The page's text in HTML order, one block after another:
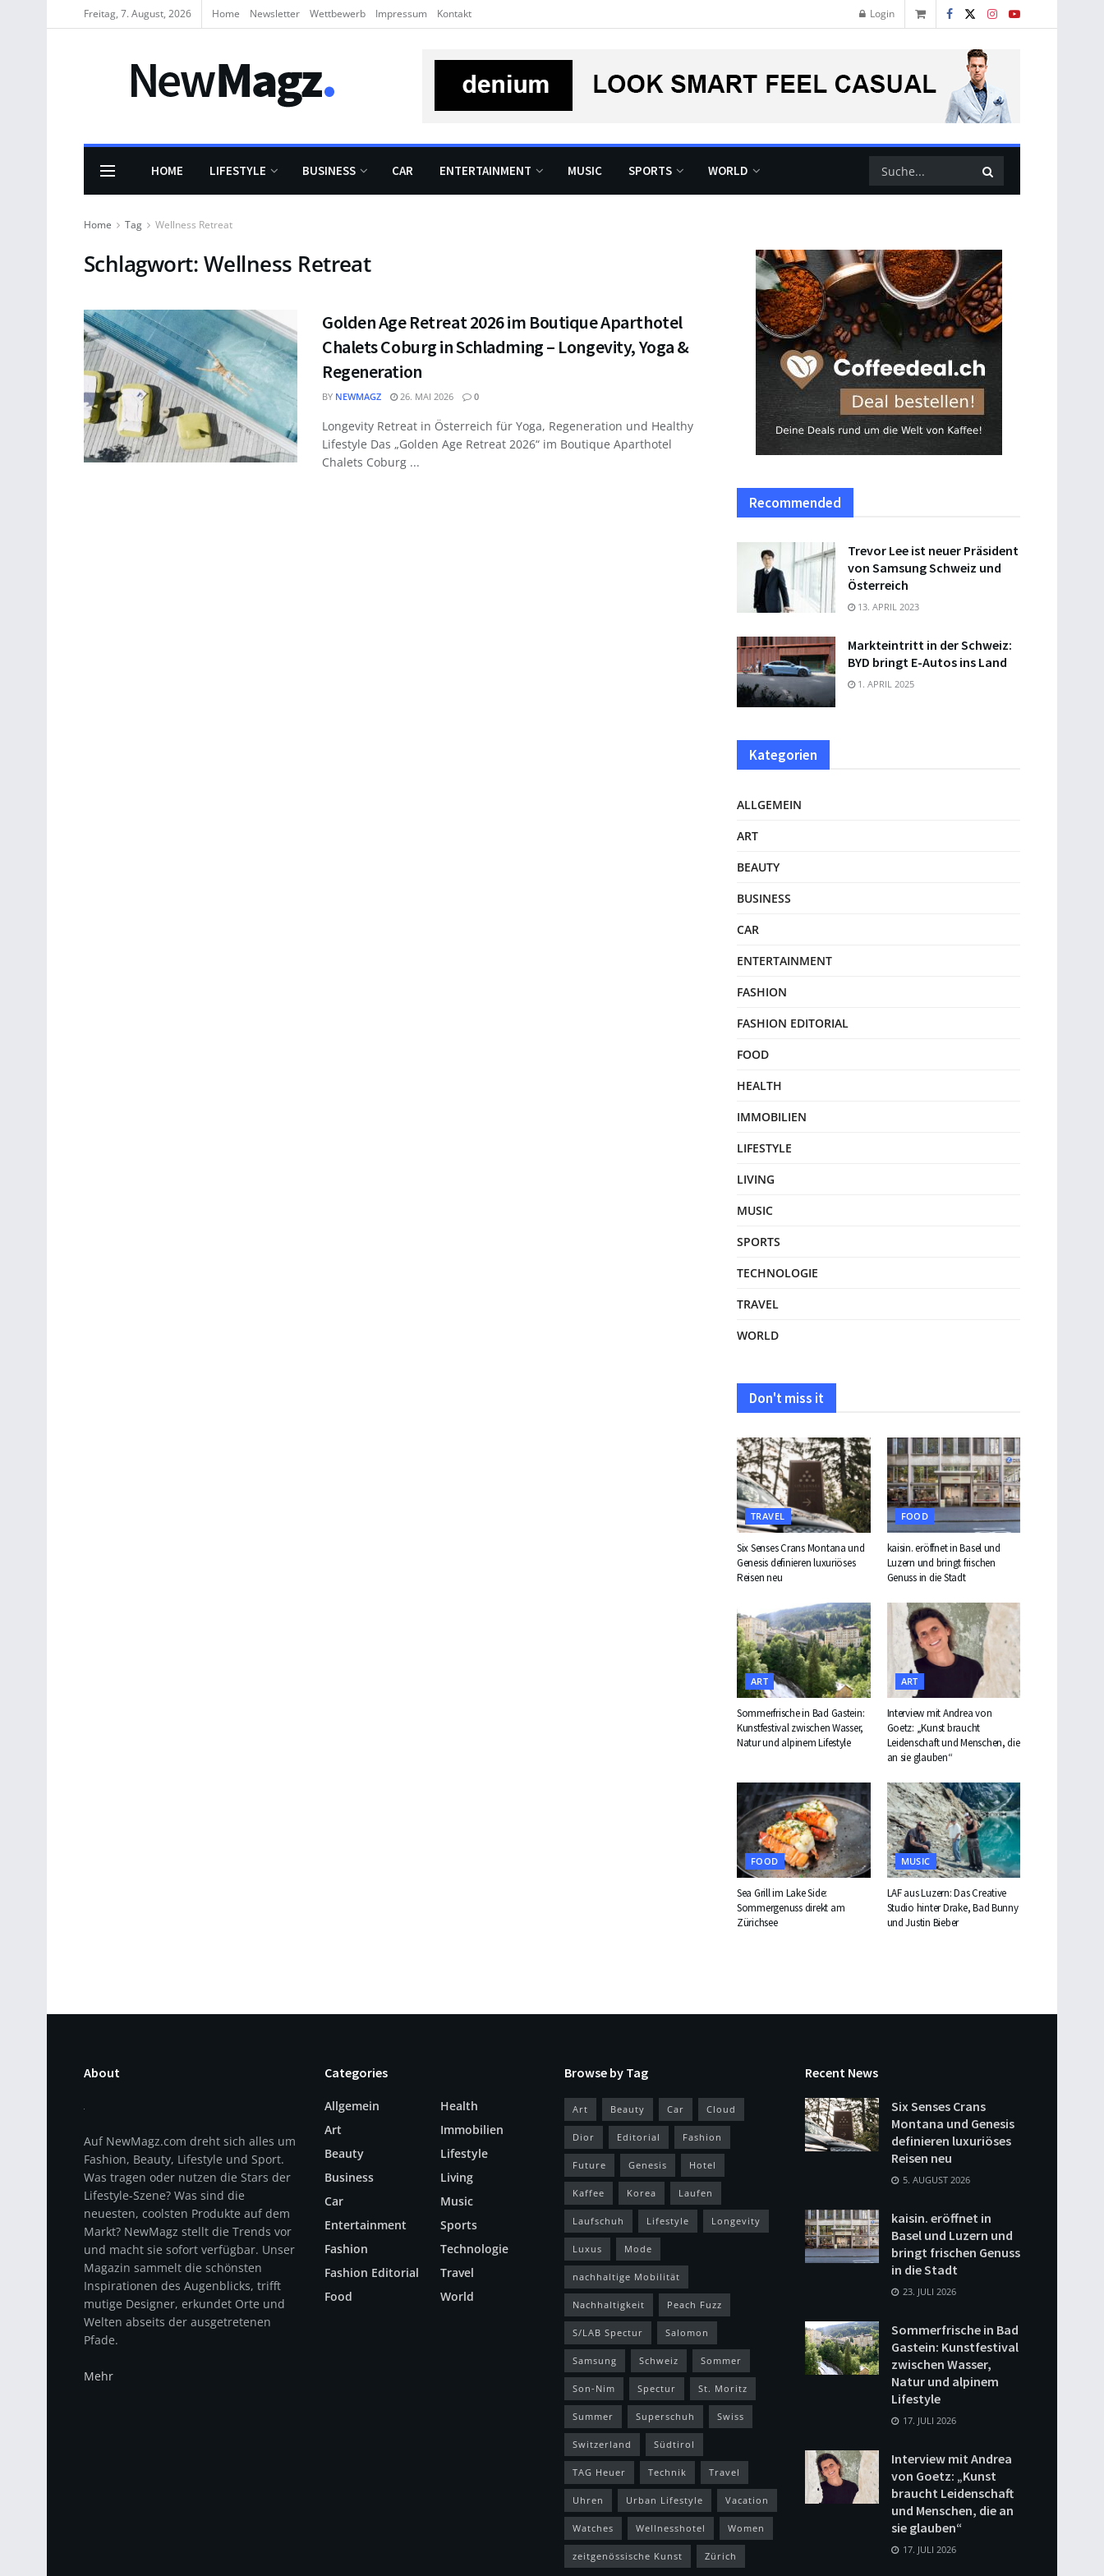
Freitag, 7. August, 2026 Home Newsletter Wettbewerb Impressum Kontakt Login
HOME LIFESTYLE BUSINESS CAR ENTERTAINMENT MUSIC SPORTS WORLD
Home Tag Wellness Retreat
Schlagwort:Wellness Retreat
Golden Age Retreat 2026 im Boutique Aparthotel
Chalets Coburg in Schladming – Longevity, Yoga &
Regeneration
BY NEWMAGZ 26. MAI 2026 0
Longevity Retreat in Österreich für Yoga, Regeneration und Healthy
Lifestyle Das „Golden Age Retreat 2026“ im Boutique Aparthotel
Chalets Coburg ...
Recommended
Trevor Lee ist neuer Präsident
von Samsung Schweiz und
Österreich
13. APRIL 2023
Markteintritt in der Schweiz:
BYD bringt E-Autos ins Land
1. APRIL 2025
Kategorien
ALLGEMEIN
ART
BEAUTY
BUSINESS
CAR
ENTERTAINMENT
FASHION
FASHION EDITORIAL
FOOD
HEALTH
IMMOBILIEN
LIFESTYLE
LIVING
MUSIC
SPORTS
TECHNOLOGIE
TRAVEL
WORLD
Don't miss it
TRAVEL
Six Senses Crans Montana und
Genesis definieren luxuriöses
Reisen neu
FOOD
kaisin. eröffnet in Basel und
Luzern und bringt frischen
Genuss in die Stadt
ART
Sommerfrische in Bad Gastein:
Kunstfestival zwischen Wasser,
Natur und alpinem Lifestyle
ART
Interview mit Andrea von
Goetz: „Kunst braucht
Leidenschaft und Menschen, die
an sie glauben“
FOOD
Sea Grill im Lake Side:
Sommergenuss direkt am
Zürichsee
MUSIC
LAF aus Luzern: Das Creative
Studio hinter Drake, Bad Bunny
und Justin Bieber
About
Auf NewMagz.com dreht sich alles um
Fashion, Beauty, Lifestyle und Sport.
Was tragen oder nutzen die Stars der
Lifestyle-Szene? Was sind die
neuesten, coolsten Produkte auf dem
Markt? NewMagz stellt die Trends vor
und macht sie sofort verfügbar. Unser
Magazin sammelt die schönsten
Inspirationen des Augenblicks, trifft
mutige Designer, erkundet Orte und
Welten abseits der ausgetretenen
Pfade.
Mehr
Categories
Allgemein
Art
Beauty
Business
Car
Entertainment
Fashion
Fashion Editorial
Food
Health
Immobilien
Lifestyle
Living
Music
Sports
Technologie
Travel
World
Browse by Tag
Art Beauty Car Cloud
Dior Editorial Fashion
Future Genesis Hotel
Kaffee Korea Laufen
Laufschuh Lifestyle Longevity
Luxus Mode
nachhaltige Mobilität
Nachhaltigkeit Peach Fuzz
S/LAB Spectur Salomon
Samsung Schweiz Sommer
Son-Nim Spectur St. Moritz
Summer Superschuh Swiss
Switzerland Südtirol
TAG Heuer Technik Travel
Uhren Urban Lifestyle Vacation
Watches Wellnesshotel Women
zeitgenössische Kunst Zürich
Recent News
Six Senses Crans
Montana und Genesis
definieren luxuriöses
Reisen neu
5. AUGUST 2026
kaisin. eröffnet in
Basel und Luzern und
bringt frischen Genuss
in die Stadt
23. JULI 2026
Sommerfrische in Bad
Gastein: Kunstfestival
zwischen Wasser,
Natur und alpinem
Lifestyle
17. JULI 2026
Interview mit Andrea
von Goetz: „Kunst
braucht Leidenschaft
und Menschen, die an
sie glauben“
17. JULI 2026